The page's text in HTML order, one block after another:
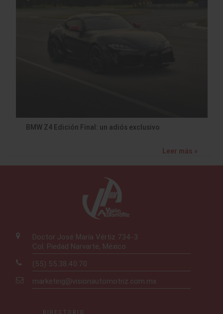
BMW Z4 Edición Final: un adiós exclusivo
Leer más »
Doctor José María Vértiz 734-3
Col. Piedad Narvarte, México
(55) 55.38.40.70
marketing@visionautomotriz.com.mx
DIRECTORIO